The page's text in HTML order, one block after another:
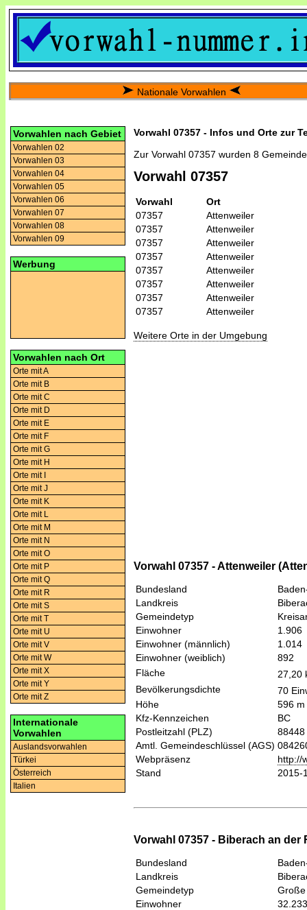
Nationale Vorwahlen
Vorwahlen nach Gebiet
Vorwahlen 02
Vorwahlen 03
Vorwahlen 04
Vorwahlen 05
Vorwahlen 06
Vorwahlen 07
Vorwahlen 08
Vorwahlen 09
Werbung
Vorwahlen nach Ort
Orte mit A
Orte mit B
Orte mit C
Orte mit D
Orte mit E
Orte mit F
Orte mit G
Orte mit H
Orte mit I
Orte mit J
Orte mit K
Orte mit L
Orte mit M
Orte mit N
Orte mit O
Orte mit P
Orte mit Q
Orte mit R
Orte mit S
Orte mit T
Orte mit U
Orte mit V
Orte mit W
Orte mit X
Orte mit Y
Orte mit Z
Internationale
Vorwahlen
Auslandsvorwahlen
Türkei
Österreich
Italien
Vorwahl 07357 - Infos und Orte zur
Zur Vorwahl 07357 wurden 8
Vorwahl 07357
Vorwahl
Ort
07357
Attenweiler
07357
Attenweiler
07357
Attenweiler
07357
Attenweiler
07357
Attenweiler
07357
Attenweiler
07357
Attenweiler
07357
Attenweiler
Weitere Orte in der Umgebung
Vorwahl 07357 - Attenweiler
Bundesland
Landkreis
Gemeindetyp
Einwohner
1.906
Einwohner (männlich)
1.014
Einwohner (weiblich)
892
Fläche
27,20
Bevölkerungsdichte
70
Höhe
596 m
Kfz-Kennzeichen
BC
Postleitzahl (PLZ)
88448
Amtl. Gemeindeschlüssel (AGS)
Webpräsenz
http://
Stand
2015-
Vorwahl 07357 - Biberach an der
Bundesland
Landkreis
Gemeindetyp
Einwohner
32.233